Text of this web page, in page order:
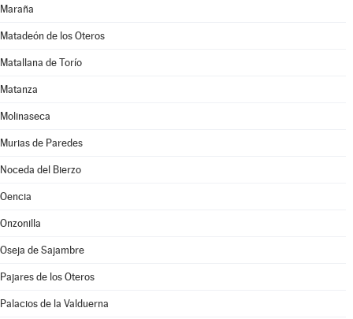
Maraña
Matadeón de los Oteros
Matallana de Torío
Matanza
Molinaseca
Murias de Paredes
Noceda del Bierzo
Oencia
Onzonilla
Oseja de Sajambre
Pajares de los Oteros
Palacios de la Valduerna